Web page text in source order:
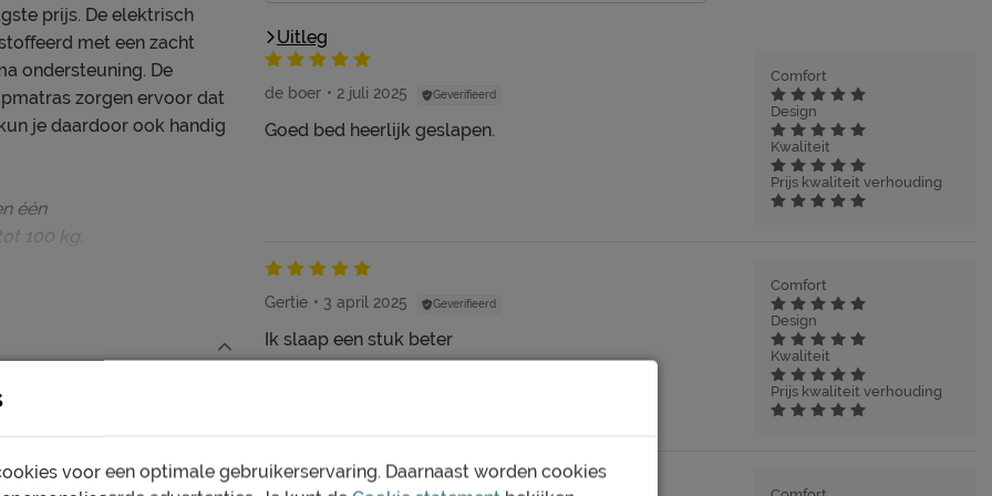
Uitleg
de boer 2 juli 2025 Geverifieerd
Goed bed heerlijk geslapen.
Comfort
Design
Kwaliteit
Prijs kwaliteit verhouding
Gertie 3 april 2025 Geverifieerd
Ik slaap een stuk beter
Comfort
Design
Kwaliteit
Prijs kwaliteit verhouding
prijs. De elektrisch
met een zacht
ondersteuning. De
zorgen ervoor dat
je daardoor ook handig
één
100 kg.
houden. Alle
voor een optimale gebruikerservaring. Daarnaast worden cookies